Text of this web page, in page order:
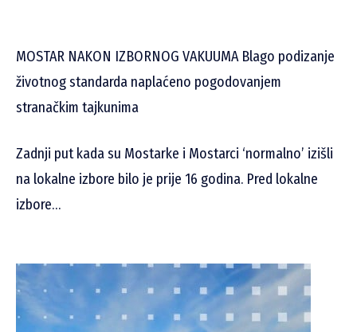
MOSTAR NAKON IZBORNOG VAKUUMA Blago podizanje
životnog standarda naplaćeno pogodovanjem
stranačkim tajkunima
Zadnji put kada su Mostarke i Mostarci ‘normalno’ izišli
na lokalne izbore bilo je prije 16 godina. Pred lokalne
izbore…